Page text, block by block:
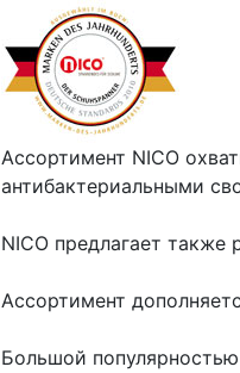
Ассортимент NICO
антибактериальными
NICO предлагает также
Ассортимент
Большой